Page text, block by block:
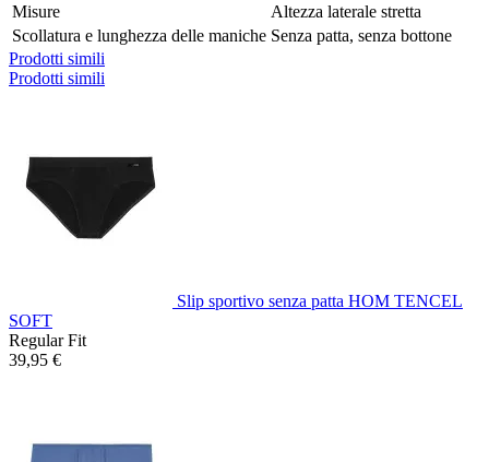
Misure
Altezza laterale stretta
Scollatura e lunghezza delle maniche Senza patta, senza bottone
Prodotti simili
Prodotti simili
Slip sportivo senza patta HOM TENCEL
SOFT
Regular Fit
39,95 €